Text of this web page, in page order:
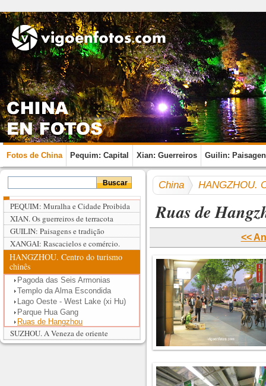
Fotos de China Pequim: Capital Xian: Guerreiros Guilin:
China HANGZHOU.
Ruas de
<<
PEQUIM: Muralha e Cidade Proibida
XIAN. Os guerreiros de terracota
GUILIN: Paisagens e tradição
XANGAI: Rascacielos e comércio.
HANGZHOU. Centro do turismo
chinês
Pagoda das Seis Armonias
Templo da Alma Escondida
Lago Oeste - West Lake (xi Hu)
Parque Hua Gang
Ruas de Hangzhou
SUZHOU. A Veneza de oriente